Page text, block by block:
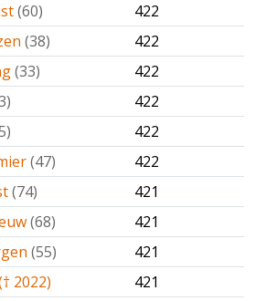
(60)
422
(38)
422
(33)
422
422
422
(47)
422
(74)
421
(68)
421
(55)
421
2022)
421